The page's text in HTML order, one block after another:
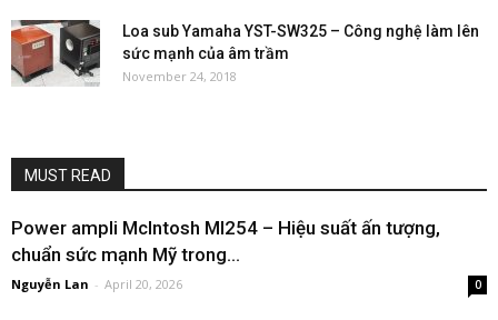
Loa sub Yamaha YST-SW325 – Công nghệ làm lên
sức mạnh của âm trầm
November 24, 2018
MUST READ
Power ampli McIntosh MI254 – Hiệu suất ấn tượng,
chuẩn sức mạnh Mỹ trong...
Nguyễn Lan - April 20, 2026 0